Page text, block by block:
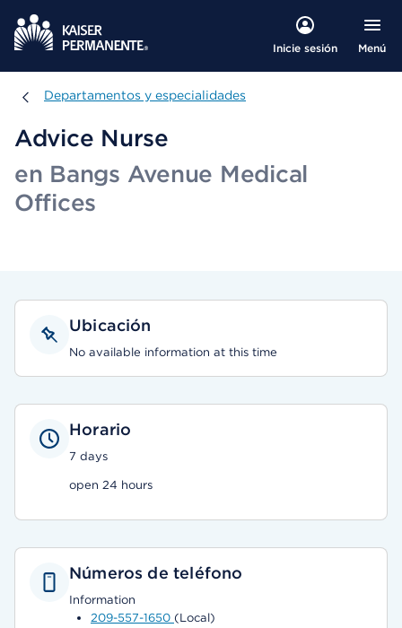
Inicie sesión Menú
Departamentos y especialidades
Departamentos y especialidades
Advice Nurse
en Bangs Avenue Medical
Offices
Ubicación
No available information at this time
Horario
7 days
open 24 hours
Números de teléfono
Information
209-557-1650 (Local)